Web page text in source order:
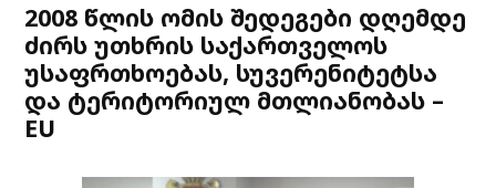
2008 წლის ომის შედეგები დღემდე
ძირს უთხრის საქართველოს
უსაფრთხოებას, სუვერენიტეტსა
და ტერიტორიულ მთლიანობას –
EU